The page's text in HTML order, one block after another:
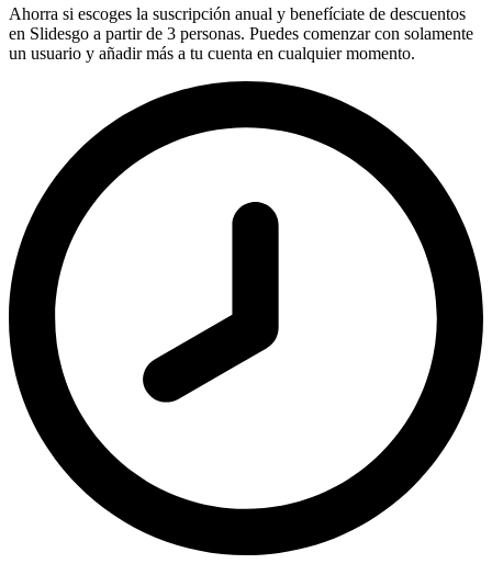
Ahorra si escoges la suscripción anual y benefíciate de descuentos
en Slidesgo a partir de 3 personas. Puedes comenzar con solamente
un usuario y añadir más a tu cuenta en cualquier momento.